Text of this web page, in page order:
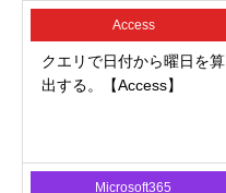
Access
クエリで日付から曜日を算
出する。【Access】
Microsoft365